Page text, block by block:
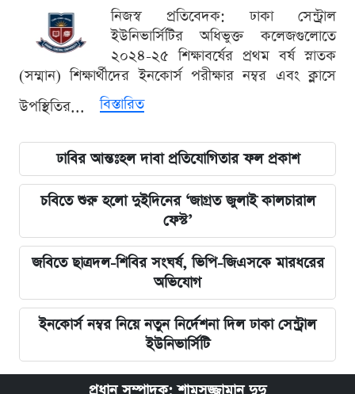
নিজস্ব প্রতিবেদক: ঢাকা সেন্ট্রাল
ইউনিভার্সিটির অধিভুক্ত কলেজগুলোতে
২০২৪-২৫ শিক্ষাবর্ষের প্রথম বর্ষ স্নাতক
(সম্মান) শিক্ষার্থীদের ইনকোর্স পরীক্ষার নম্বর এবং ক্লাসে
উপস্থিতির...
বিস্তারিত
ঢাবির আন্তঃহল দাবা প্রতিযোগিতার ফল প্রকাশ
চবিতে শুরু হলো দুইদিনের ‘জাগ্রত জুলাই কালচারাল
ফেস্ট’
জবিতে ছাত্রদল-শিবির সংঘর্ষ, ভিপি-জিএসকে মারধরের
অভিযোগ
ইনকোর্স নম্বর নিয়ে নতুন নির্দেশনা দিল ঢাকা সেন্ট্রাল
ইউনিভার্সিটি